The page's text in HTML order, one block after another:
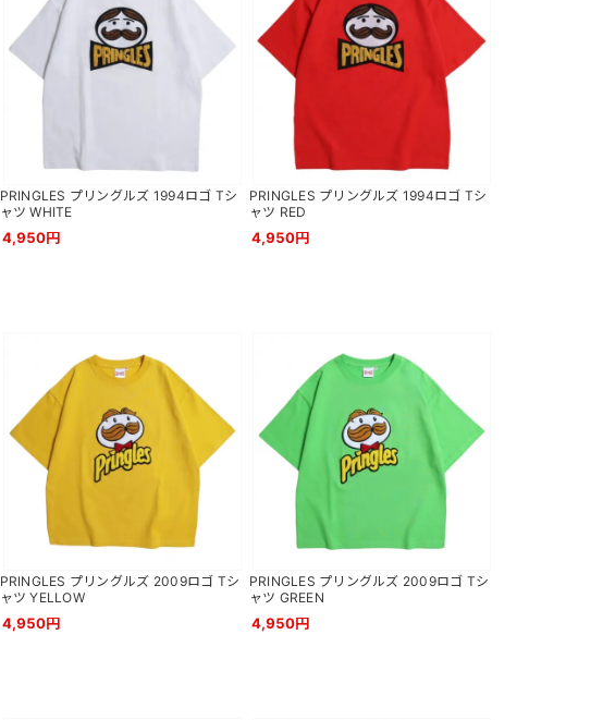
PRINGLES プリングルズ 1994ロゴ Tシ
ャツ WHITE
4,950円
PRINGLES プリングルズ 1994ロゴ Tシ
ャツ RED
4,950円
PRINGLES プリングルズ 2009ロゴ Tシ
ャツ YELLOW
4,950円
PRINGLES プリングルズ 2009ロゴ Tシ
ャツ GREEN
4,950円